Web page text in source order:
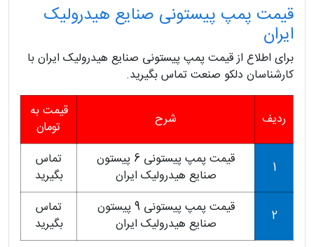
قیمت پمپ پیستونی صنایع هیدرولیک
ایران
برای اطلاع از قیمت پمپ پیستونی صنایع هیدرولیک ایران با
کارشناسان دلکو صنعت تماس بگیرید.
ردیف شرح
قیمت به
تومان
1
قیمت پمپ پیستونی 6 پیستون
صنایع هیدرولیک ایران
تماس
بگیرید
2
قیمت پمپ پیستونی 9 پیستون
صنایع هیدرولیک ایران
تماس
بگیرید